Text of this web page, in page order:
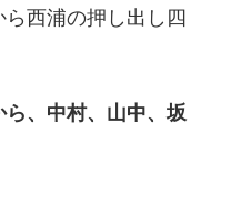
西浦の押し出し四
、中村、山中、坂